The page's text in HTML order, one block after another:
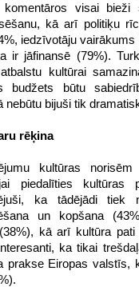
visai bieži
kā arī politiķu
iedzīvotāju vairākums
ir jāfinansē (79%).
kultūrai
būtu
bijuši tik
rēķina
kultūras norisēm
piedalīties kultūras
ka tādējādi tiek
un kopšana
kā arī kultūra
ka tikai
prakse Eiropas valstīs,